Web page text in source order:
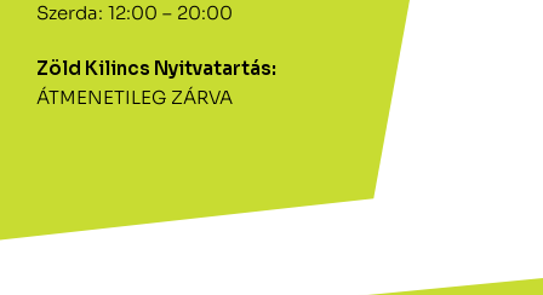
Szerda: 12:00 – 20:00
Zöld Kilincs Nyitvatartás:
ÁTMENETILEG ZÁRVA